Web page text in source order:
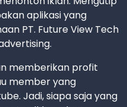
aplikasi yang
PT. Future View Tech
memberikan profit
member yang
Jadi, siapa saja yang